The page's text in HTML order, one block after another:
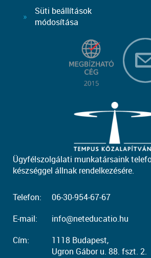
Süti beállítások
módosítása
Ügyfélszolgálati munkatársaink
készséggel állnak rendelkezésére.
Telefon:
06-30-954-67-67
E-mail:
info@neteducatio.hu
Cím:
1118 Budapest,
Ugron Gábor u. 88. fszt. 2.